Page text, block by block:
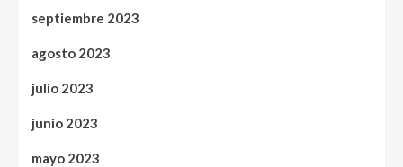
septiembre 2023
agosto 2023
julio 2023
junio 2023
mayo 2023